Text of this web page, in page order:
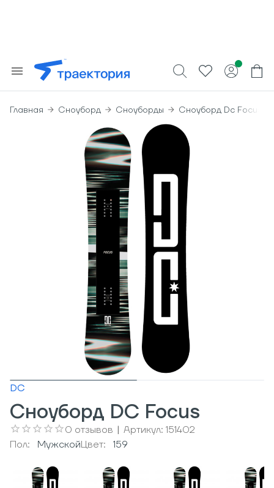
Главная Сноуборд Сноуборды Сноуборд Dc Focus
DC
Сноуборд DC Focus
0 отзывов | Артикул: 151402
Пол:
МужcкойЦвет: 159